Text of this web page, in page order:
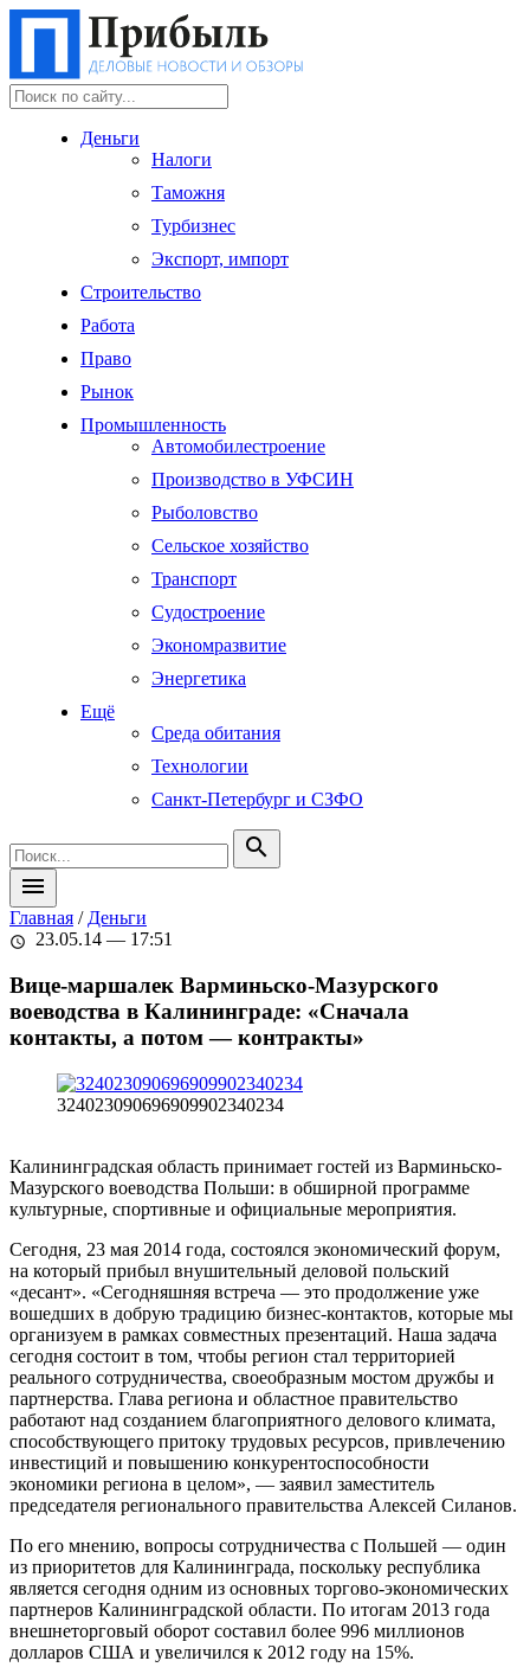
Деньги
Налоги
Таможня
Турбизнес
Экспорт, импорт
Строительство
Работа
Право
Рынок
Промышленность
Автомобилестроение
Производство в УФСИН
Рыболовство
Сельское хозяйство
Транспорт
Судостроение
Экономразвитие
Энергетика
Ещё
Среда обитания
Технологии
Санкт-Петербург и СЗФО
search
menu
Главная / Деньги
schedule 23.05.14 — 17:51
Вице-маршалек Варминьско-Мазурского
воеводства в Калининграде: «Сначала
контакты, а потом — контракты»
324023090696909902340234
Калининградская область принимает гостей из Варминьско-
Мазурского воеводства Польши: в обширной программе
культурные, спортивные и официальные мероприятия.
Сегодня, 23 мая 2014 года, состоялся экономический форум,
на который прибыл внушительный деловой польский
«десант». «Сегодняшняя встреча — это продолжение уже
вошедших в добрую традицию бизнес-контактов, которые мы
организуем в рамках совместных презентаций. Наша задача
сегодня состоит в том, чтобы регион стал территорией
реального сотрудничества, своеобразным мостом дружбы и
партнерства. Глава региона и областное правительство
работают над созданием благоприятного делового климата,
способствующего притоку трудовых ресурсов, привлечению
инвестиций и повышению конкурентоспособности
экономики региона в целом», — заявил заместитель
председателя регионального правительства Алексей Силанов.
По его мнению, вопросы сотрудничества с Польшей — один
из приоритетов для Калининграда, поскольку республика
является сегодня одним из основных торгово-экономических
партнеров Калининградской области. По итогам 2013 года
внешнеторговый оборот составил более 996 миллионов
долларов США и увеличился к 2012 году на 15%.